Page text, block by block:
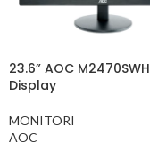
23.6” AOC M2470SWH
Display
MONITORI
AOC